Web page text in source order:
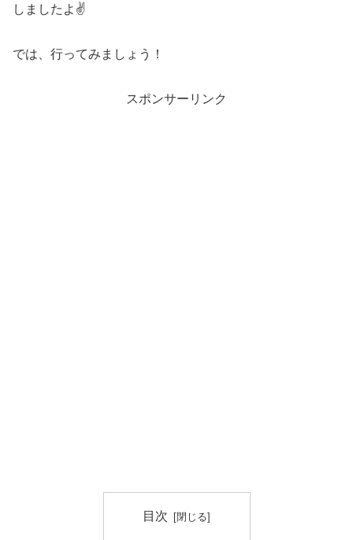
しましたよ✌️
では、行ってみましょう！
スポンサーリンク
目次